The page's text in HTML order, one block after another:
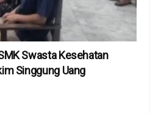
Swasta Kesehatan
Singgung Uang